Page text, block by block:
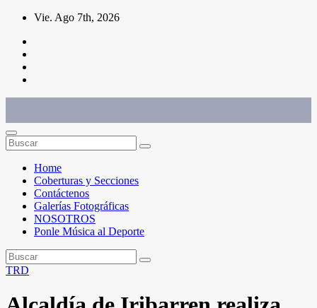
Saltar
contenido
Vie. Ago 7th, 2026
Home
Coberturas y Secciones
Contáctenos
Galerías Fotográficas
NOSOTROS
Ponle Música al Deporte
TRD